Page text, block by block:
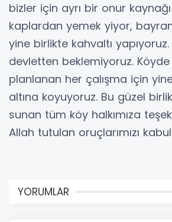
bizler için ayrı bir onur
kaplardan yemek yiyor,
yine birlikte kahvaltı
devletten beklemiyoruz. Köyde
planlanan her çalışma için
altına koyuyoruz. Bu güzel
sunan tüm köy halkımıza
Allah tutulan oruçlarımızı
YORUMLAR